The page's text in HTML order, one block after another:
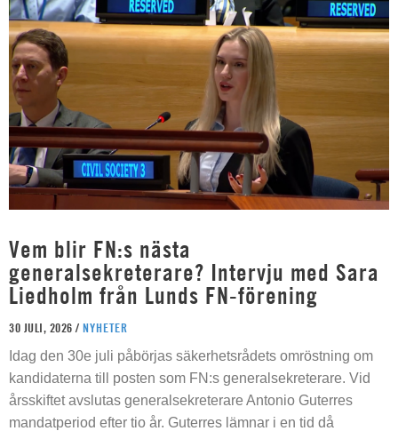
Vem blir FN:s nästa
generalsekreterare? Intervju med Sara
Liedholm från Lunds FN-förening
30 JULI, 2026 / NYHETER
Idag den 30e juli påbörjas säkerhetsrådets omröstning om
kandidaterna till posten som FN:s generalsekreterare. Vid
årsskiftet avslutas generalsekreterare Antonio Guterres
mandatperiod efter tio år. Guterres lämnar i en tid då